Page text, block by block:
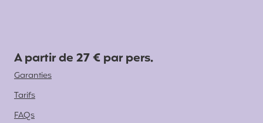
A partir de 27 € par pers.
Garanties
Tarifs
FAQs